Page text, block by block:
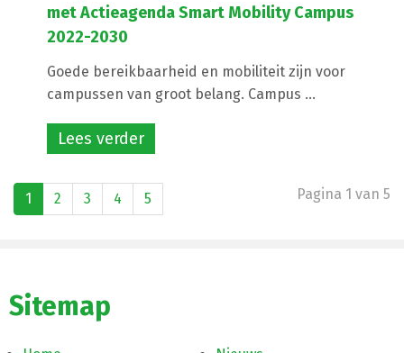
met Actieagenda Smart Mobility Campus
2022-2030
Goede bereikbaarheid en mobiliteit zijn voor
campussen van groot belang. Campus ...
Lees verder
1 2 3 4 5 Pagina 1 van 5
Sitemap